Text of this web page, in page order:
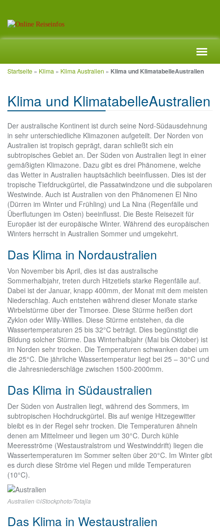
main
content
Startseite » Klima » Klima Australien » Klima und KlimatabelleAustralien
Klima und KlimatabelleAustralien
Der australische Kontinent ist durch seine Nord-Südausdehnung
in sehr unterschiedliche Klimazonen aufgeteilt. Der Norden von
Australien ist tropisch geprägt, daran schließt sich ein
subtropisches Gebiet an. Der Süden von Australien liegt in einer
gemäßigten Klimazone. Dazu gibt es drei Phänomene, welche
das Wetter in Australien hauptsächlich beeinflussen. Dies ist der
tropische Tiefdruckgürtel, die Passatwindzone und die subpolaren
Westwinde. Auch ist Australien von den Phänomenen El Nino
(Dürren im Winter und Frühling) und La Nina (Regenfälle und
Überflutungen im Osten) beeinflusst. Die Beste Reisezeit für
Europäer ist der europäische Winter. Während des europäischen
Winters herrscht in Australien Sommer und umgekehrt.
Das Klima in Nordaustralien
Von November bis April, dies ist das australische
Sommerhalbjahr, treten durch Hitzetiefs starke Regenfälle auf.
Dabei ist der Januar, knapp 400mm, der Monat mit dem meisten
Niederschlag. Auch entstehen während dieser Monate starke
Wirbelstürme über der Timorsee. Diese Stürme heißen dort
Zyklon oder Willy-Willies. Diese Stürme entstehen, da die
Wassertemperaturen 25 bis 32°C beträgt. Dies begünstigt die
Bildung solcher Stürme. Das Winterhalbjahr (Mai bis Oktober) ist
im Norden sehr trocken. Die Temperaturen schwanken dabei um
die 25°C. Die jährliche Wassertemperatur liegt bei 25 – 30°C und
die Jahresniederschläge zwischen 1500-2000mm.
Das Klima in Südaustralien
Der Süden von Australien liegt, während des Sommers, im
subtropischen Hochdruckgürtel. Bis auf wenige Hitzegewitter
bleibt es in der Regel sehr trocken. Die Temperaturen ähneln
denen am Mittelmeer und liegen um 30°C. Durch kühle
Meeresströme (Westaustralstrom und Westwinddrift) liegen die
Wassertemperaturen im Sommer selten über 20°C. Im Winter gibt
es durch diese Ströme viel Regen und milde Temperaturen
(10°C).
Australien ©iStockphoto/Totajla
Das Klima in Westaustralien